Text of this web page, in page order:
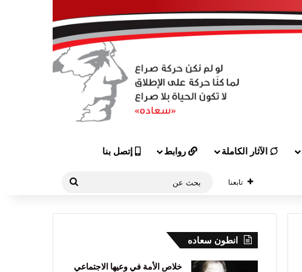
الآثار الكاملة روابط إتصل بنا
تابعنا
انطون سعاده
خلاص الأمة في وعيها الاجتماعي